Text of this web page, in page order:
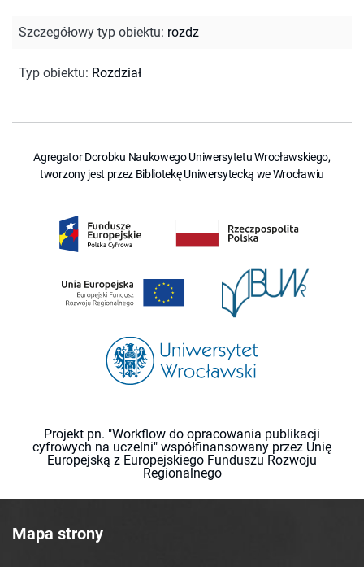
Szczegółowy typ obiektu: rozdz
Typ obiektu: Rozdział
Agregator Dorobku Naukowego Uniwersytetu Wrocławskiego,
tworzony jest przez Bibliotekę Uniwersytecką we Wrocławiu
Projekt pn. "Workflow do opracowania publikacji
cyfrowych na uczelni" współfinansowany przez Unię
Europejską z Europejskiego Funduszu Rozwoju
Regionalnego
Mapa strony